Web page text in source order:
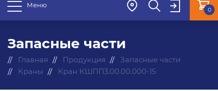
Меню
0
Запасные части
Главная Продукция
Запасные части
Краны
Кран КШПП3.00.00.000-15